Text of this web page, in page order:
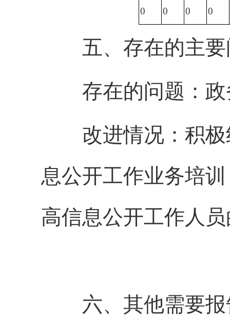
0 0 0 0
五、存在的主要
存在的问题：政
改进情况：积极
息公开工作业务培
高信息公开工作人
六、其他需要报